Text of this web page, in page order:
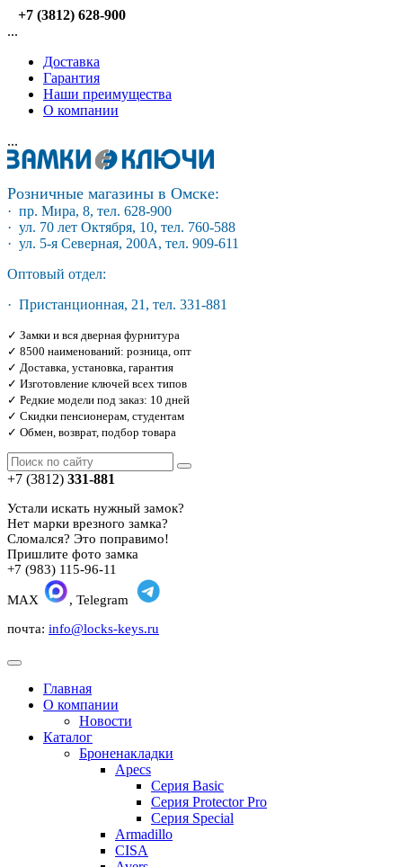
+7 (3812) 628-900
...
Доставка
Гарантия
Наши преимущества
О компании
...
Розничные магазины в Омске:
· пр. Мира, 8, тел. 628-900
· ул. 70 лет Октября, 10, тел. 760-588
· ул. 5-я Северная, 200А, тел. 909-611
Оптовый отдел:
· Пристанционная, 21, тел. 331-881
✓ Замки и вся дверная фурнитура
✓ 8500 наименований: розница, опт
✓ Доставка, установка, гарантия
✓ Изготовление ключей всех типов
✓ Редкие модели под заказ: 10 дней
✓ Скидки пенсионерам, студентам
✓ Обмен, возврат, подбор товара
+7 (3812) 331-881
Устали искать нужный замок?
Нет марки врезного замка?
Сломался? Это поправимо!
Пришлите фото замка
+7 (983) 115-96-11
MAX
, Telegram
почта: info@locks-keys.ru
Главная
О компании
Новости
Каталог
Броненакладки
Apecs
Серия Basic
Серия Protector Pro
Серия Special
Armadillo
CISA